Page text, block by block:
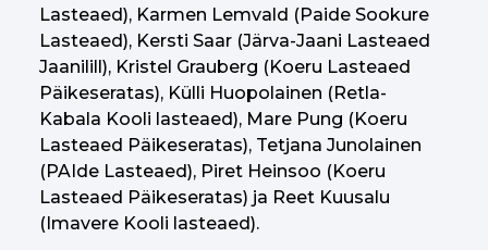
Lasteaed), Karmen Lemvald (Paide Sookure
Lasteaed), Kersti Saar (Järva-Jaani Lasteaed
Jaanilill), Kristel Grauberg (Koeru Lasteaed
Päikeseratas), Külli Huopolainen (Retla-
Kabala Kooli lasteaed), Mare Pung (Koeru
Lasteaed Päikeseratas), Tetjana Junolainen
(PAIde Lasteaed), Piret Heinsoo (Koeru
Lasteaed Päikeseratas) ja Reet Kuusalu
(Imavere Kooli lasteaed).